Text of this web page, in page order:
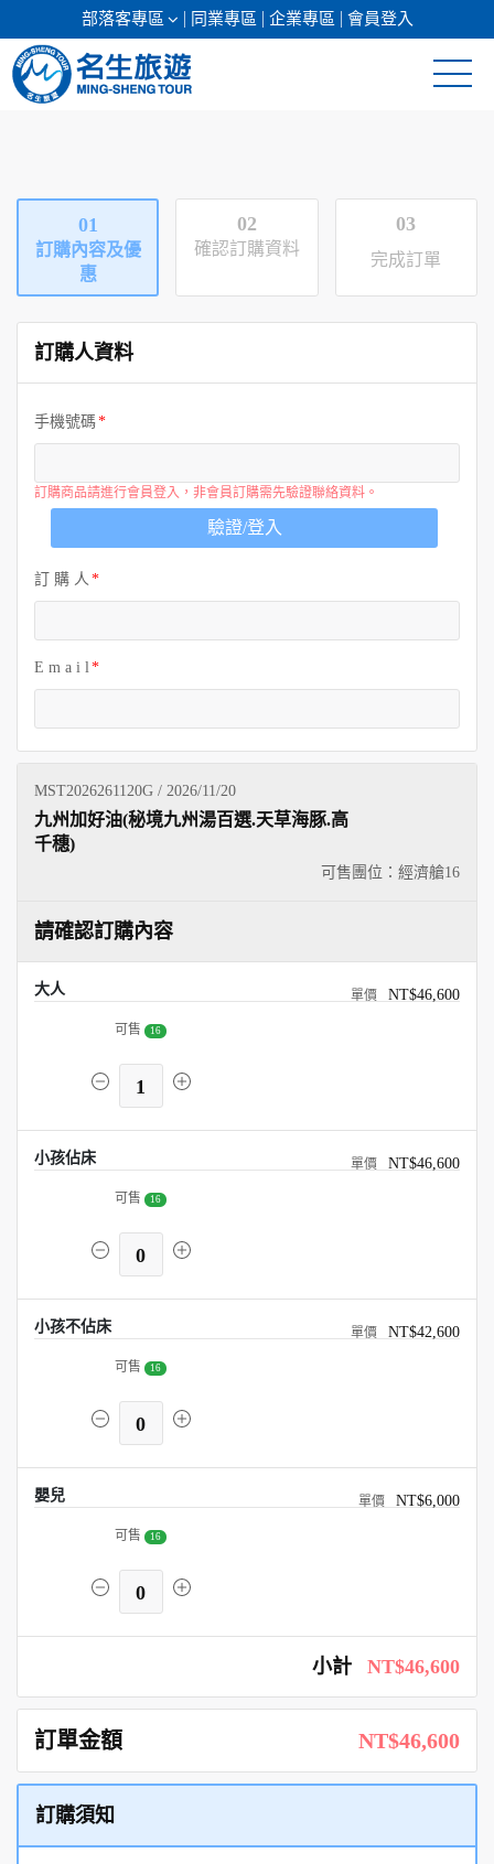
部落客專區 同業專區 企業專區 會員登入
日本專館
郵輪假期
海島假期
韓國
東南亞
01
訂購內容及優
惠
02
確認訂購資料
03
完成訂單
訂購人資料
手機號碼
訂購商品請進行會員登入，非會員訂購需先驗證聯絡資料。
驗證/登入
訂 購 人
E m a i l
MST2026261120G / 2026/11/20
可售團位：經濟艙16
九州加好油(秘境九州湯百選.天草海豚.高
千穗)
請確認訂購內容
大人 NT$46,600
可售 16
1
小孩佔床 NT$46,600
可售 16
0
小孩不佔床 NT$42,600
可售 16
0
嬰兒 NT$6,000
可售 16
0
小計 NT$46,600
訂單金額 NT$46,600
訂購須知